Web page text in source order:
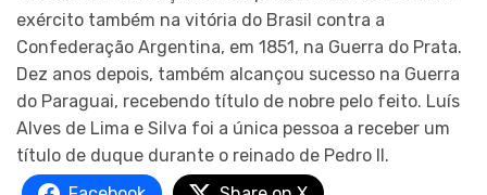
exército também na vitória do Brasil contra a
Confederação Argentina, em 1851, na Guerra do Prata.
Dez anos depois, também alcançou sucesso na Guerra
do Paraguai, recebendo título de nobre pelo feito. Luís
Alves de Lima e Silva foi a única pessoa a receber um
título de duque durante o reinado de Pedro II.